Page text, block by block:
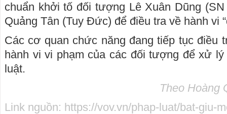
chuẩn khởi tố đối tượng Lê Xuân Dũng
Quảng Tân (Tuy Đức) để điều tra về hành vi
Các cơ quan chức năng đang tiếp tục điều
hành vi vi phạm của các đối tượng để xử
luật.
Theo Hoàng
Link nguồn: https://vov.vn/phap-luat/bat-giu-